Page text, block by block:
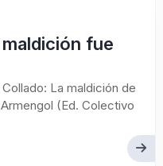
fue
La maldición de
(Ed. Colectivo